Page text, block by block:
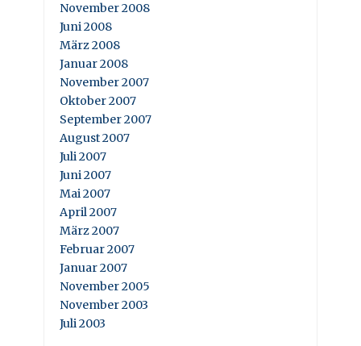
November 2008
Juni 2008
März 2008
Januar 2008
November 2007
Oktober 2007
September 2007
August 2007
Juli 2007
Juni 2007
Mai 2007
April 2007
März 2007
Februar 2007
Januar 2007
November 2005
November 2003
Juli 2003